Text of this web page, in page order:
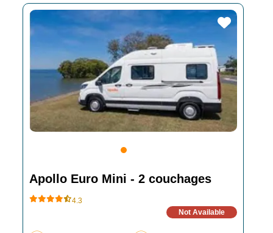
Apollo Euro Mini - 2 couchages
4.3
Not Available